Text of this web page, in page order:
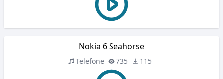
Nokia 6 Seahorse
Telefone 735 115